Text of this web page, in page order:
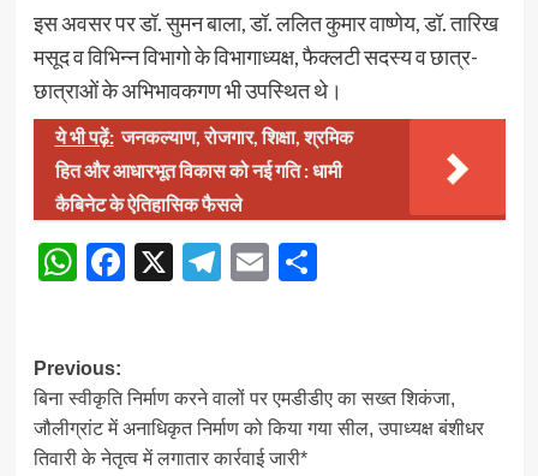
इस अवसर पर डॉ. सुमन बाला, डॉ. ललित कुमार वाष्णेय, डॉ. तारिख
मसूद व विभिन्न विभागो के विभागाध्यक्ष, फैक्लटी सदस्य व छात्र-
छात्राओं के अभिभावकगण भी उपस्थित थे।
ये भी पढ़ें: जनकल्याण, रोजगार, शिक्षा, श्रमिक
हित और आधारभूत विकास को नई गति : धामी
कैबिनेट के ऐतिहासिक फैसले
WhatsApp
Facebook
X Telegram
EmailShare
Post
navigation
Previous:
बिना स्वीकृति निर्माण करने वालों पर एमडीडीए का सख्त शिकंजा,
जौलीग्रांट में अनाधिकृत निर्माण को किया गया सील, उपाध्यक्ष बंशीधर
तिवारी के नेतृत्व में लगातार कार्रवाई जारी*